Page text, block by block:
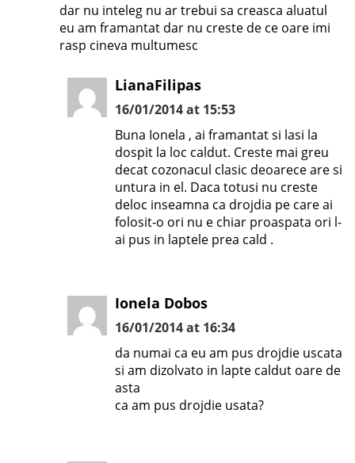
dar nu inteleg nu ar trebui sa creasca aluatul
eu am framantat dar nu creste de ce oare imi
rasp cineva multumesc
LianaFilipas
16/01/2014 at 15:53
Buna Ionela , ai framantat si lasi la
dospit la loc caldut. Creste mai greu
decat cozonacul clasic deoarece are si
untura in el. Daca totusi nu creste
deloc inseamna ca drojdia pe care ai
folosit-o ori nu e chiar proaspata ori l-
ai pus in laptele prea cald .
Ionela Dobos
16/01/2014 at 16:34
da numai ca eu am pus drojdie uscata
si am dizolvato in lapte caldut oare de
asta
ca am pus drojdie usata?